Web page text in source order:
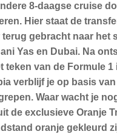
8-daagse cruise
Hier staat de
terug gebracht naar het
Yas en Dubai. Na
teken van de Formule
verblijf je op basis
Waar wacht je
de exclusieve Oranje
oranje gekleurd